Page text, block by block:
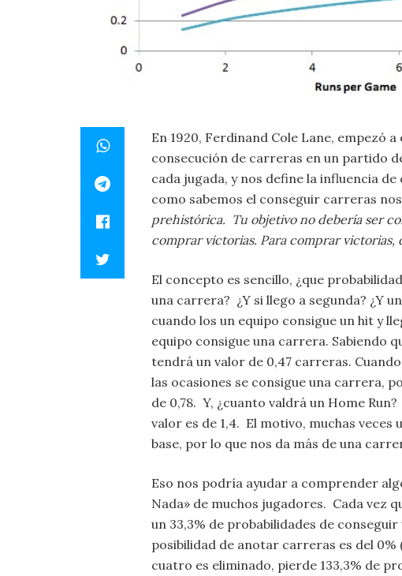
En 1920, Ferdinand Cole Lane, empezó
consecución de carreras en un partido
cada jugada, y nos define la influencia
como sabemos el conseguir carreras
prehistórica. Tu objetivo no debería ser
comprar victorias. Para comprar victorias,
El concepto es sencillo, ¿que
una carrera? ¿Y si llego a segunda? ¿Y
cuando los un equipo consigue un hit y
equipo consigue una carrera. Sabiendo
tendrá un valor de 0,47 carreras.
las ocasiones se consigue una carrera,
de 0,78. Y, ¿cuanto valdrá un Home
valor es de 1,4. El motivo, muchas veces
base, por lo que nos da más de una
Eso nos podría ayudar a comprender
Nada» de muchos jugadores. Cada vez
un 33,3% de probabilidades de
posibilidad de anotar carreras es del 0%
cuatro es eliminado, pierde 133,3% de